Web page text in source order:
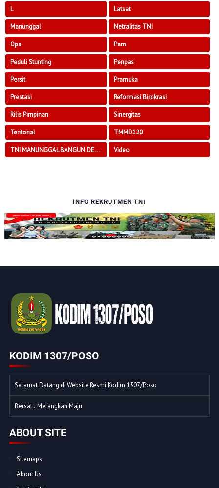
L Latsat
Manunggal Netralitas TNI
Ops Pam
Peduli Stunting Penpas
Persit Pramuka
Prestasi Reformasi Birokrasi
Rilis Pimpinan Sinergitas
Teritorial TMMD120
TNI MANUNGGAL BANGUN DESA Video
INFO REKRUTMEN TNI
KODIM 1307/POSO
Selamat Datang di Website Resmi Kodim 1307/Poso
Bersatu Melangkah Maju
ABOUT SITE
Sitemaps
About Us